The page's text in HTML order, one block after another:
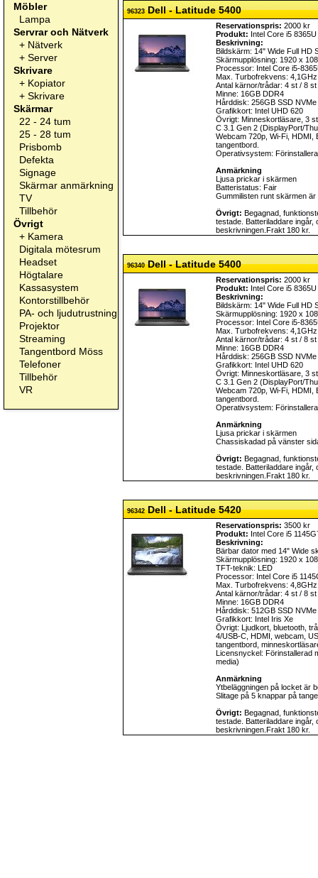
Möbler
Lampa
Servrar och Nätverk
+ Nätverk
+ Server
Skrivare
+ Kopiator
+ Skrivare
Skärmar
22 - 24 tum
25 - 28 tum
Prisbomb
Defekta
Signage
Skärmar anmärkning
TV
Tillbehör
Övrigt
+ Kamera
Digitala mötesrum
Headset
Högtalare
Kassasystem
Kontorstillbehör
PA- och ljudutrustning
Projektor
Streaming
Tangentbord Möss
Telefoner
Tillbehör
VR
96323Dell - Latitude 5400
Reservationspris: 2000 kr
Produkt: Intel Core i5
Beskrivning:
Bildskärm: 14" Wide Full HD
Skärmupplösning: 1920 x
Processor: Intel Core i5-
Max. Turbofrekvens: 4,1GHz
Antal kärnor/trådar: 4 st / 8 st
Minne: 16GB DDR4
Hårddisk: 256GB SSD NVMe
Grafikkort: Intel UHD 620
Övrigt: Minneskortläsare, 3
C 3.1 Gen 2 (DisplayPort/
Webcam 720p, Wi-Fi, HDMI,
tangentbord.
Operativsystem:
Anmärkning
Ljusa prickar i skärmen
Batteristatus: Fair
Gummilisten runt skärmen är
Övrigt: Begagnad,
testade. Batteriladdare ingår,
beskrivningen.Frakt 180 kr.
96340Dell - Latitude 5400
Reservationspris: 2000 kr
Produkt: Intel Core i5
Beskrivning:
Bildskärm: 14" Wide Full HD
Skärmupplösning: 1920 x
Processor: Intel Core i5-
Max. Turbofrekvens: 4,1GHz
Antal kärnor/trådar: 4 st / 8 st
Minne: 16GB DDR4
Hårddisk: 256GB SSD NVMe
Grafikkort: Intel UHD 620
Övrigt: Minneskortläsare, 3
C 3.1 Gen 2 (DisplayPort/
Webcam 720p, Wi-Fi, HDMI,
tangentbord.
Operativsystem:
Anmärkning
Ljusa prickar i skärmen
Chassiskadad på vänster
Övrigt: Begagnad,
testade. Batteriladdare ingår,
beskrivningen.Frakt 180 kr.
96342Dell - Latitude 5420
Reservationspris: 3500 kr
Produkt: Intel Core i5
Beskrivning:
Bärbar dator med 14" Wide
Skärmupplösning: 1920 x
TFT-teknik: LED
Processor: Intel Core i5
Max. Turbofrekvens: 4,8GHz
Antal kärnor/trådar: 4 st / 8 st
Minne: 16GB DDR4
Hårddisk: 512GB SSD NVMe
Grafikkort: Intel Iris Xe
Övrigt: Ljudkort, bluetooth,
4/USB-C, HDMI, webcam,
tangentbord,
Licensnyckel: Förinstallerad
media)
Anmärkning
Ytbeläggningen på locket är
Slitage på 5 knappar på
Övrigt: Begagnad,
testade. Batteriladdare ingår,
beskrivningen.Frakt 180 kr.